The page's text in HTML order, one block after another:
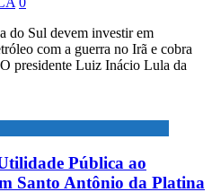
do Sul devem investir em
com a guerra no Irã e cobra
presidente Luiz Inácio Lula da
Pública ao
Santo Antônio da Platina